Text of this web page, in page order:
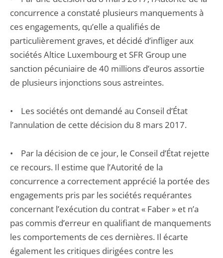
concurrence a constaté plusieurs manquements à
ces engagements, qu’elle a qualifiés de
particulièrement graves, et décidé d’infliger aux
sociétés Altice Luxembourg et SFR Group une
sanction pécuniaire de 40 millions d’euros assortie
de plusieurs injonctions sous astreintes.
• Les sociétés ont demandé au Conseil d’État
l’annulation de cette décision du 8 mars 2017.
• Par la décision de ce jour, le Conseil d’État rejette
ce recours. Il estime que l’Autorité de la
concurrence a correctement apprécié la portée des
engagements pris par les sociétés requérantes
concernant l’exécution du contrat « Faber » et n’a
pas commis d’erreur en qualifiant de manquements
les comportements de ces dernières. Il écarte
également les critiques dirigées contre les